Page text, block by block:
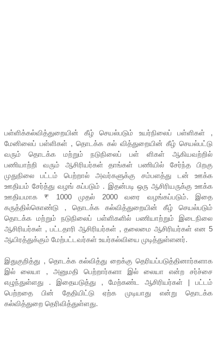
பள்ளிக்கல்வித்துறையின் கீழ் செயல்படும் உயர்நிலைப் பள்ளிகள் ,
மேனிலைப் பள்ளிகள் , தொடக்க கல் வித்துறையின் கீழ் செயல்பட்டு
வரும் தொடக்க மற்றும் நடுநிலைப் பள் ளிகள் ஆகியவற்றில்
பணியாற்றி வரும் ஆசிரியர்கள் தாங்கள் பணியில் சேர்ந்த பிறகு
முதுநிலை பட்டம் பெற்றால் அவர்களுக்கு சம்பளத்து டன் ஊக்க
ஊதியம் சேர்த்து வழங் கப்படும் . இதன்படி ஒரு ஆசிரியருக்கு ஊக்க
ஊதியமாக ₹ 1000 முதல் 2000 வரை வழங்கப்படும். இதை
கருத்தில்கொண்டு , தொடக்க கல்வித்துறையின் கீழ் செயல்படும்
தொடக்க மற்றும் நடுநிலைப் பள்ளிகளில் பணியாற்றும் இடைநிலை
ஆசிரியர்கள் , பட்டதாரி ஆசிரியர்கள் , தலைமை ஆசிரியர்கள் என 5
ஆயிரத்துக்கும் மேற்பட்டவர்கள் உயர்கல்வியை முடித்துள்ளனர்.
இதுகுறித்து , தொடக்க கல்வித்து றைக்கு தெரியப்படுத்தினார்களாக
இல் லையா , அனுமதி பெற்றார்களா இல் லையா என்ற சர்ச்சை
எழுந்துள்ளது . இதையடுத்து , மேற்கண்ட ஆசிரியர்கள் | பட்டம்
பெற்றதை பின் தேதியிட்டு ஏற்க முடியாது என்று தொடக்க
கல்வித்துறை தெரிவித்துள்ளது.